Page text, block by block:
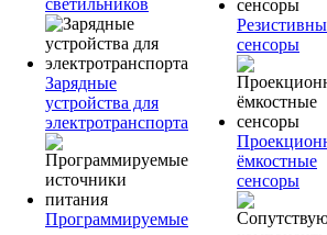
светильников
Зарядные
устройства для
электротранспорта
Программируемые
сенсоры
ёмкостные
сенсоры